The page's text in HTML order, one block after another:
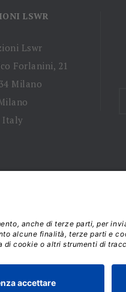
LSWR
Lswr
Forlanini, 21
Milano
Italy
01107460337
(MI)